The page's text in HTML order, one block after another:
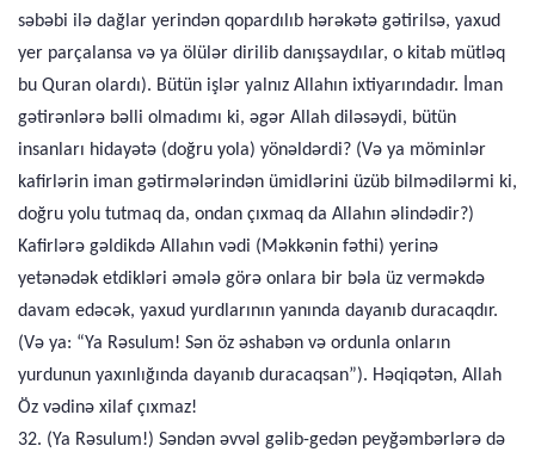
səbəbi ilə dağlar yerindən qopardılıb hərəkətə gətirilsə, yaxud
yer parçalansa və ya ölülər dirilib danışsaydılar, o kitab mütləq
bu Quran olardı). Bütün işlər yalnız Allahın ixtiyarındadır. İman
gətirənlərə bəlli olmadımı ki, əgər Allah diləsəydi, bütün
insanları hidayətə (doğru yola) yönəldərdi? (Və ya möminlər
kafirlərin iman gətirmələrindən ümidlərini üzüb bilmədilərmi ki,
doğru yolu tutmaq da, ondan çıxmaq da Allahın əlindədir?)
Kafirlərə gəldikdə Allahın vədi (Məkkənin fəthi) yerinə
yetənədək etdikləri əmələ görə onlara bir bəla üz verməkdə
davam edəcək, yaxud yurdlarının yanında dayanıb duracaqdır.
(Və ya: “Ya Rəsulum! Sən öz əshabən və ordunla onların
yurdunun yaxınlığında dayanıb duracaqsan”). Həqiqətən, Allah
Öz vədinə xilaf çıxmaz!
32. (Ya Rəsulum!) Səndən əvvəl gəlib-gedən peyğəmbərlərə də